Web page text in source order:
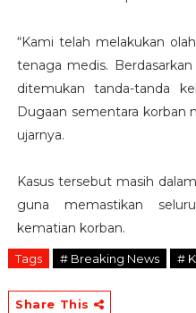
“Kami telah melakukan
tenaga medis.
ditemukan tanda-tanda
Dugaan sementara korban
ujarnya.
Kasus tersebut masih
guna memastikan
kematian korban.
Tags # Breaking News #
Share This